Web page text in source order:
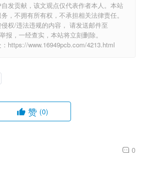
发贡献，该文观点仅代表作者本人。本站
，不拥有所有权，不承担相关法律责任。
权/违法违规的内容， 请发送邮件至
报，一经查实，本站将立刻删除。
https://www.16949pcb.com/4213.html
赞 (0)
0